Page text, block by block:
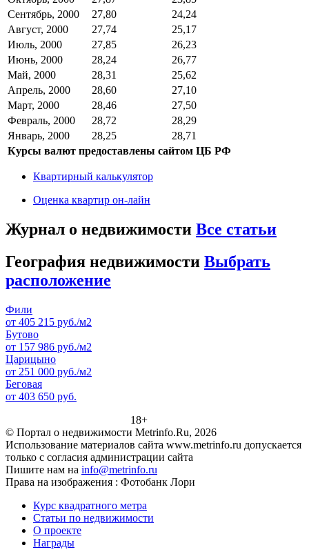
Сентябрь, 2000
27,80
24,24
Август, 2000
27,74
25,17
Июль, 2000
27,85
26,23
Июнь, 2000
28,24
26,77
Май, 2000
28,31
25,62
Апрель, 2000
28,60
27,10
Март, 2000
28,46
27,50
Февраль, 2000
28,72
28,29
Январь, 2000
28,25
28,71
Курсы валют предоставлены сайтом ЦБ РФ
Квартирный калькулятор
Оценка квартир он-лайн
Журнал о недвижимости Все статьи
География недвижимости Выбрать
расположение
Фили
от 405 215 руб./м2
Бутово
от 157 986 руб./м2
Царицыно
от 251 000 руб./м2
Беговая
от 403 650 руб.
18+
© Портал о недвижимости Metrinfo.Ru, 2026
Использование материалов сайта www.metrinfo.ru допускается
только с согласия администрации сайта
Пишите нам на info@metrinfo.ru
Права на изображения : Фотобанк Лори
Курс квадратного метра
Статьи по недвижимости
О проекте
Награды